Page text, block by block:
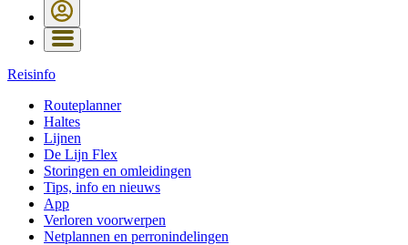
Reisinfo
Routeplanner
Haltes
Lijnen
De Lijn Flex
Storingen en omleidingen
Tips, info en nieuws
App
Verloren voorwerpen
Netplannen en perronindelingen